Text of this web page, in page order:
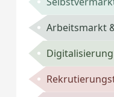
Arbeitsmarkt